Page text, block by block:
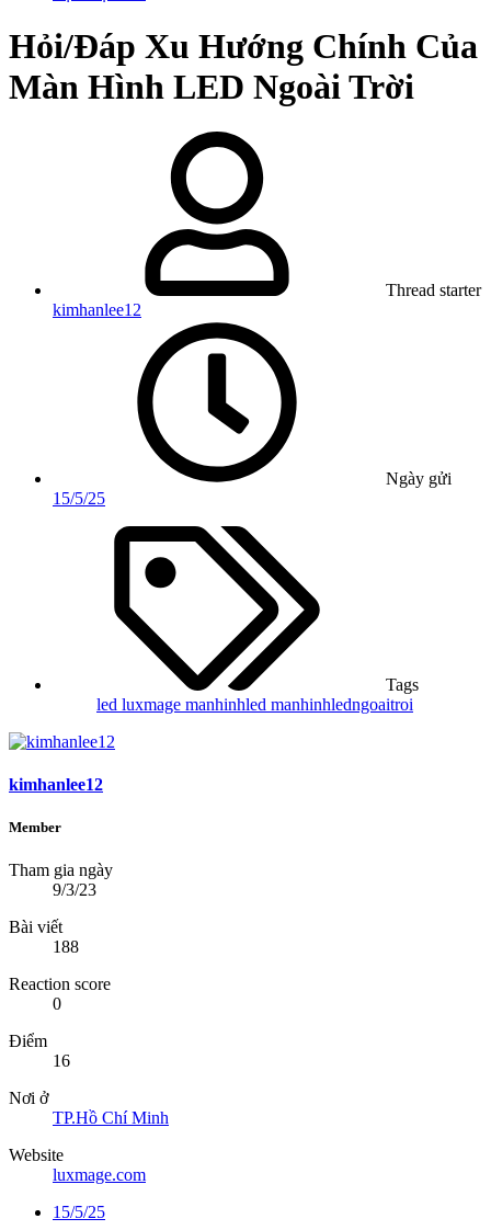
Hỏi/Đáp Xu Hướng Chính Của
Màn Hình LED Ngoài Trời
Thread starter
kimhanlee12
Ngày gửi
15/5/25
Tags
led luxmage manhinhled manhinhledngoaitroi
kimhanlee12
Member
Tham gia ngày
9/3/23
Bài viết
188
Reaction score
0
Điểm
16
Nơi ở
TP.Hồ Chí Minh
Website
luxmage.com
15/5/25